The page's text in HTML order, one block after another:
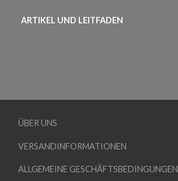
ARTIKEL UND LEITFADEN
ÜBER UNS
VERSANDINFORMATIONEN
ALLGEMEINE GESCHÄFTSBEDINGUNGEN